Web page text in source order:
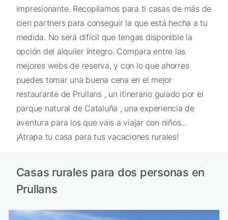
impresionante. Recopilamos para ti casas de más de
cien partners para conseguir la que está hecha a tu
medida. No será difícil que tengas disponible la
opción del alquiler íntegro. Compara entre las
mejores webs de reserva, y con lo que ahorres
puedes tomar una buena cena en el mejor
restaurante de Prullans , un itinerario guiado por el
parque natural de Cataluña , una experiencia de
aventura para los que vais a viajar con niños...
¡Atrapa tu casa para tus vacaciones rurales!
Casas rurales para dos personas en
Prullans